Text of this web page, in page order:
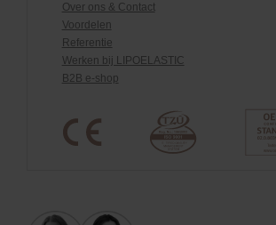
Over ons & Contact
Voordelen
Referentie
Werken bij LIPOELASTIC
B2B e-shop